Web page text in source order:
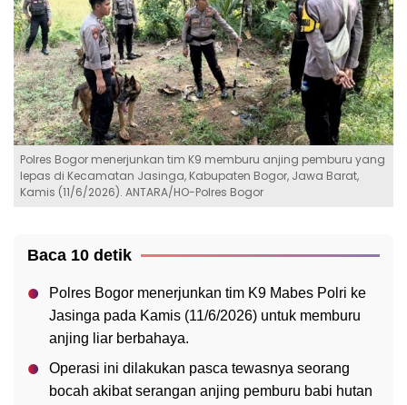
Polres Bogor menerjunkan tim K9 memburu anjing pemburu yang
lepas di Kecamatan Jasinga, Kabupaten Bogor, Jawa Barat,
Kamis (11/6/2026). ANTARA/HO-Polres Bogor
Baca 10 detik
Polres Bogor menerjunkan tim K9 Mabes Polri ke
Jasinga pada Kamis (11/6/2026) untuk memburu
anjing liar berbahaya.
Operasi ini dilakukan pasca tewasnya seorang
bocah akibat serangan anjing pemburu babi hutan